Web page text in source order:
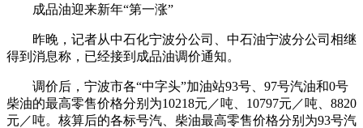
成品油迎来新年“第一涨”
昨晚，记者从中石化宁波分公司、中石油宁波分公司相继
得到消息称，已经接到成品油调价通知。
调价后，宁波市各“中字头”加油站93号、97号汽油和0号
柴油的最高零售价格分别为10218元／吨、10797元／吨、8820
元／吨。核算后的各标号汽、柴油最高零售价格分别为93号汽